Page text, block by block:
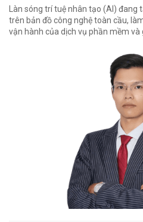
Làn sóng trí tuệ nhân tạo (AI)
trên bản đồ công nghệ toàn cầu,
vận hành của dịch vụ phần mềm và